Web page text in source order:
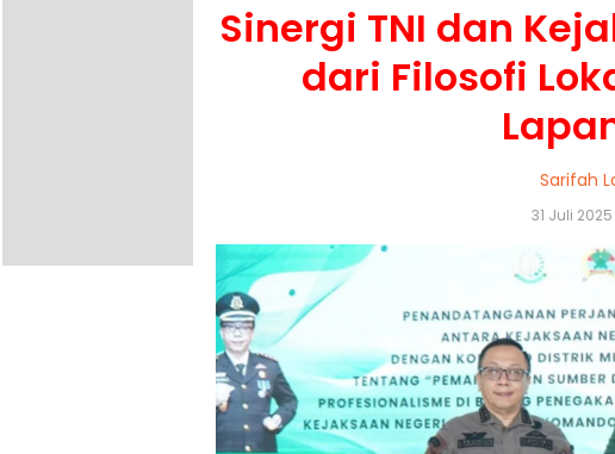
Sinergi TNI dan
dari Filosofi
Sarifah
31 Juli 2025